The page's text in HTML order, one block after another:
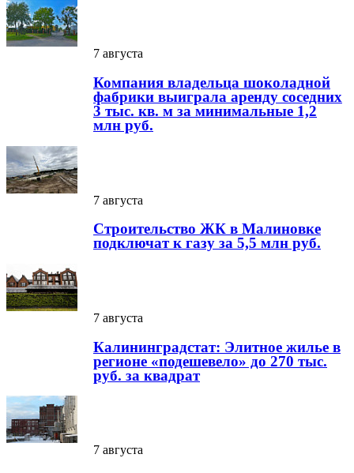
7 августа
Компания владельца шоколадной
фабрики выиграла аренду соседних
3 тыс. кв. м за минимальные 1,2
млн руб.
7 августа
Строительство ЖК в Малиновке
подключат к газу за 5,5 млн руб.
7 августа
Калининградстат: Элитное жилье в
регионе «подешевело» до 270 тыс.
руб. за квадрат
7 августа